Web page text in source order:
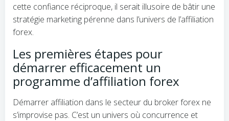
cette confiance réciproque, il serait illusoire de bâtir une
stratégie marketing pérenne dans l’univers de l’affiliation
forex.
Les premières étapes pour
démarrer efficacement un
programme d’affiliation forex
Démarrer affiliation dans le secteur du broker forex ne
s’improvise pas. C’est un univers où concurrence et